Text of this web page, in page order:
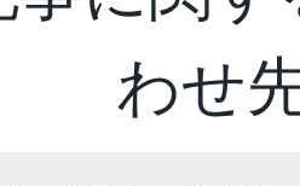
わせ